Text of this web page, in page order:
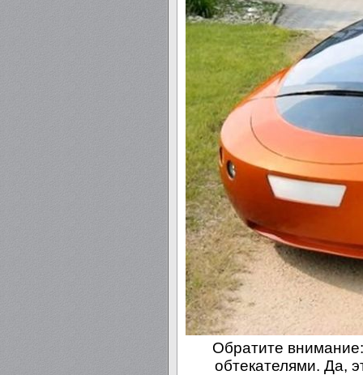
Обратите
обтекателями. Да,